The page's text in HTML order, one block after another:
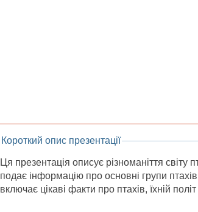
Короткий опис презентації
Ця презентація описує різноманіття
подає інформацію про основні групи
включає цікаві факти про птахів, їхній